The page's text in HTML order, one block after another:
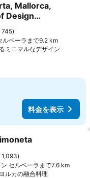
りに追加
Mallorca,
Design
745
ルベーラまで9.2 km
ミニマルなデザイン
料金を表示
に追加
1,093
セルベーラまで7.6 km
ルカの融合料理